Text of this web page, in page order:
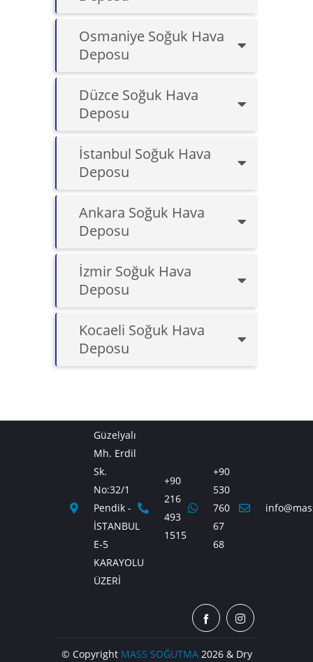
Osmaniye Soğuk Hava
Deposu
Düzce Soğuk Hava
Deposu
İstanbul Soğuk Hava
Deposu
Ankara Soğuk Hava
Deposu
İzmir Soğuk Hava
Deposu
Kocaeli Soğuk Hava
Deposu
Güzelyalı
Mh. Erdil
Sk.
No:32/1
Pendik -
İSTANBUL
E-5
KARAYOLU
ÜZERİ
+90
216
493
1515
+90
530
760
67
68
© CopyrightMASS SOĞUTMA2026 & Dry